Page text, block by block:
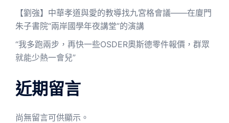
【劉強】中華孝道與愛的教導找九宮格會議——在廈門
朱子書院“兩岸國學年夜講堂”的演講
“我多跑兩步，再快一些OSDER奧斯德零件報價，群眾
就能少熱一會兒”
近期留言
尚無留言可供顯示。